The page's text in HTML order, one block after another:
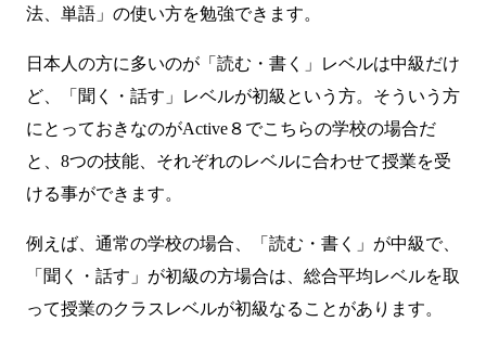
法、単語」の使い方を勉強できます。
日本人の方に多いのが「読む・書く」レベルは中級だけ
ど、「聞く・話す」レベルが初級という方。そういう方
にとっておきなのがActive８でこちらの学校の場合だ
と、8つの技能、それぞれのレベルに合わせて授業を受
ける事ができます。
例えば、通常の学校の場合、「読む・書く」が中級で、
「聞く・話す」が初級の方場合は、総合平均レベルを取
って授業のクラスレベルが初級なることがあります。